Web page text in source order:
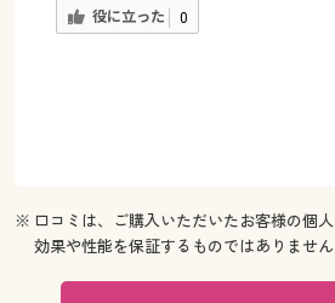
役に立った 0
※ 口コミは、ご購入いただいたお客様の個
効果や性能を保証するものではありません